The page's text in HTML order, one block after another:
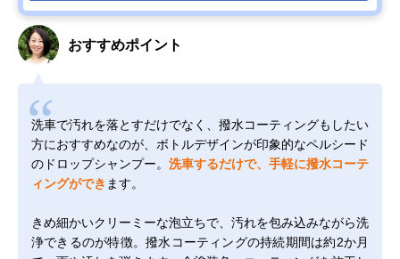
おすすめポイント
洗車で汚れを落とすだけでなく、撥水コーティングもしたい
方におすすめなのが、ボトルデザインが印象的なペルシード
のドロップシャンプー。 洗車するだけで、手軽に撥水コーテ
ィングができ ます。
きめ細かいクリーミーな泡立ちで、汚れを包み込みながら洗
浄できるのが特徴。撥水コーティングの持続期間は約2か月